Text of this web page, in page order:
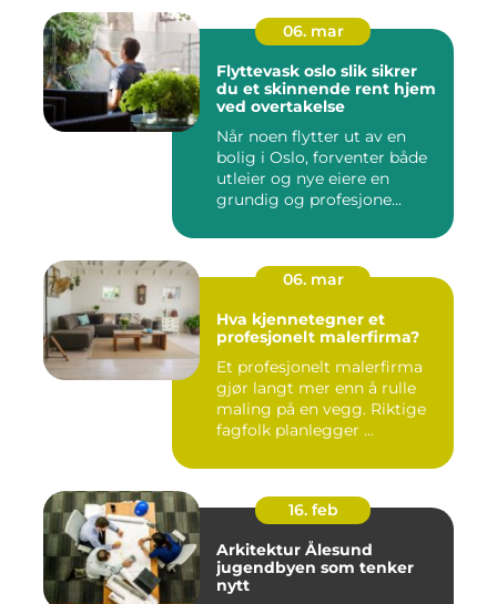
06. mar
Flyttevask oslo slik sikrer
du et skinnende rent hjem
ved overtakelse
Når noen flytter ut av en
bolig i Oslo, forventer både
utleier og nye eiere en
grundig og profesjone...
06. mar
Hva kjennetegner et
profesjonelt malerfirma?
Et profesjonelt malerfirma
gjør langt mer enn å rulle
maling på en vegg. Riktige
fagfolk planlegger ...
16. feb
Arkitektur Ålesund
jugendbyen som tenker
nytt